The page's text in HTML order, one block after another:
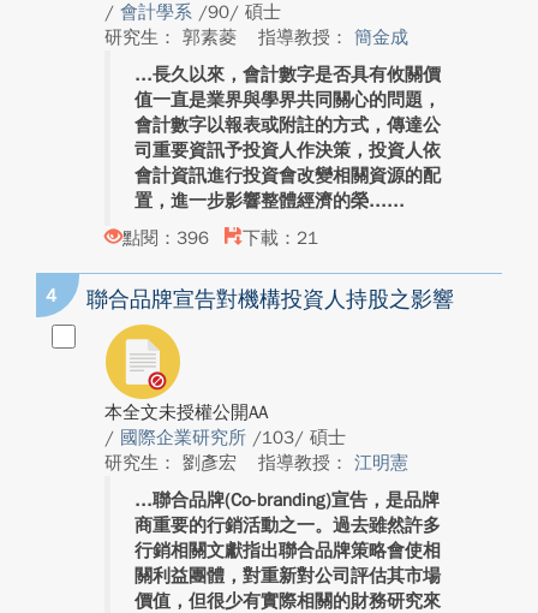
/ 會計學系 /90/ 碩士
研究生： 郭素菱
指導教授： 簡金成
長久以來，會計數字是否具有攸關價
值一直是業界與學界共同關心的問題，
會計數字以報表或附註的方式，傳達公
司重要資訊予投資人作決策，投資人依
會計資訊進行投資會改變相關資源的配
置，進一步影響整體經濟的榮...
點閱：396
下載：21
4 聯合品牌宣告對機構投資人持股之影響
本全文未授權公開AA
/ 國際企業研究所 /103/ 碩士
研究生： 劉彥宏
指導教授： 江明憲
聯合品牌(Co-branding)宣告，是品牌
商重要的行銷活動之一。過去雖然許多
行銷相關文獻指出聯合品牌策略會使相
關利益團體，對重新對公司評估其市場
價值，但很少有實際相關的財務研究來